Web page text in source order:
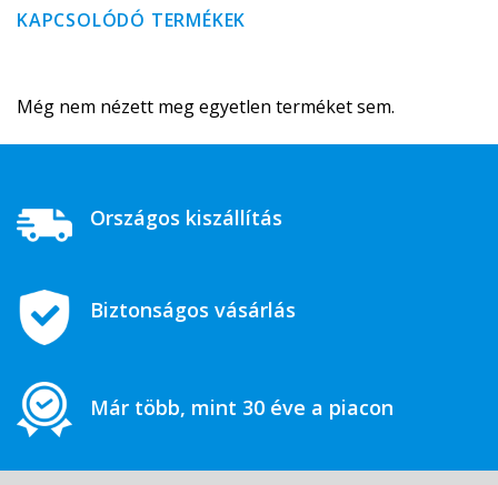
KAPCSOLÓDÓ TERMÉKEK
Még nem nézett meg egyetlen terméket sem.
Országos kiszállítás
Biztonságos vásárlás
Már több, mint 30 éve a piacon